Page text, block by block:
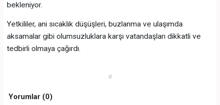
bekleniyor.
Yetkililer, ani sıcaklık düşüşleri, buzlanma ve ulaşımda
aksamalar gibi olumsuzluklara karşı vatandaşları dikkatli ve
tedbirli olmaya çağırdı.
#
Yorumlar (0)